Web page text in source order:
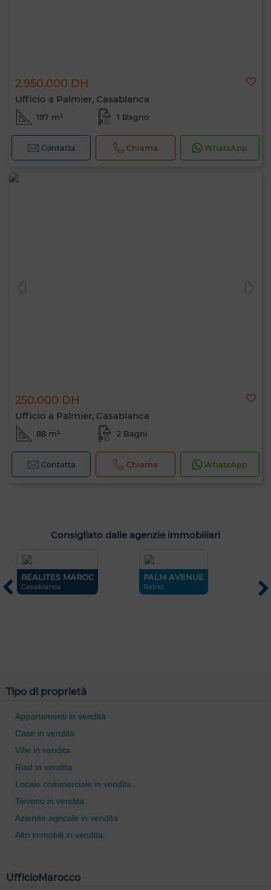
2.950.000 DH
Ufficio a Palmier, Casablanca
197 m² 1 Bagno
Contatta Chiama WhatsApp
250.000 DH
Ufficio a Palmier, Casablanca
88 m² 2 Bagni
Contatta Chiama WhatsApp
Consigliato dalle agenzie immobiliari
REALITES MAROC
Casablanca
PALM AVENUE
Rabat
Tipo di proprietà
Appartamenti in vendita
Case in vendita
Ville in vendita
Riad in vendita
Locale commerciale in vendita
Terreno in vendita
Aziende agricole in vendita
Altri immobili in vendita
UfficioMarocco